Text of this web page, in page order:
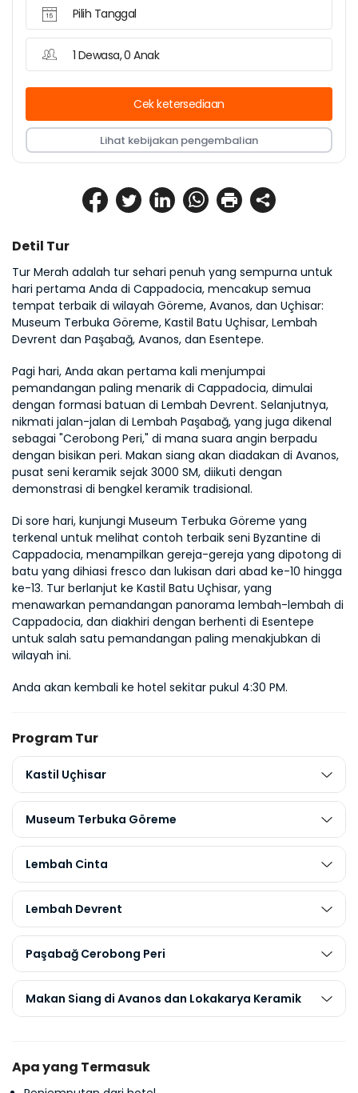
Detil Tur
Tur Merah adalah tur sehari penuh yang sempurna untuk
hari pertama Anda di Cappadocia, mencakup semua
tempat terbaik di wilayah Göreme, Avanos, dan Uçhisar:
Museum Terbuka Göreme, Kastil Batu Uçhisar, Lembah
Devrent dan Paşabağ, Avanos, dan Esentepe.
Pagi hari, Anda akan pertama kali menjumpai
pemandangan paling menarik di Cappadocia, dimulai
dengan formasi batuan di Lembah Devrent. Selanjutnya,
nikmati jalan-jalan di Lembah Paşabağ, yang juga dikenal
sebagai "Cerobong Peri," di mana suara angin berpadu
dengan bisikan peri. Makan siang akan diadakan di Avanos,
pusat seni keramik sejak 3000 SM, diikuti dengan
demonstrasi di bengkel keramik tradisional.
Di sore hari, kunjungi Museum Terbuka Göreme yang
terkenal untuk melihat contoh terbaik seni Byzantine di
Cappadocia, menampilkan gereja-gereja yang dipotong di
batu yang dihiasi fresco dan lukisan dari abad ke-10 hingga
ke-13. Tur berlanjut ke Kastil Batu Uçhisar, yang
menawarkan pemandangan panorama lembah-lembah di
Cappadocia, dan diakhiri dengan berhenti di Esentepe
untuk salah satu pemandangan paling menakjubkan di
wilayah ini.
Anda akan kembali ke hotel sekitar pukul 4:30 PM.
Program Tur
Kastil Uçhisar
Museum Terbuka Göreme
Lembah Cinta
Lembah Devrent
Paşabağ Cerobong Peri
Makan Siang di Avanos dan Lokakarya Keramik
Apa yang Termasuk
Pilih Tanggal
1 Dewasa, 0 Anak
Cek ketersediaan
Lihat kebijakan pengembalian